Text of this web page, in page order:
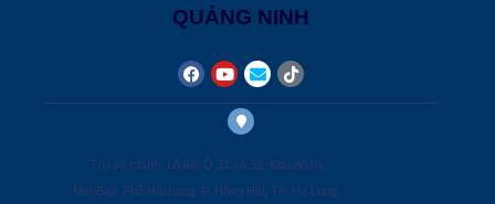
QUẢNG NINH
Trụ sở chính: Lô A8, Ô 31 và 32, Khu đô thị
MonBay, Phố Hải Long, P. Hồng Hải, TP. Hạ Long,